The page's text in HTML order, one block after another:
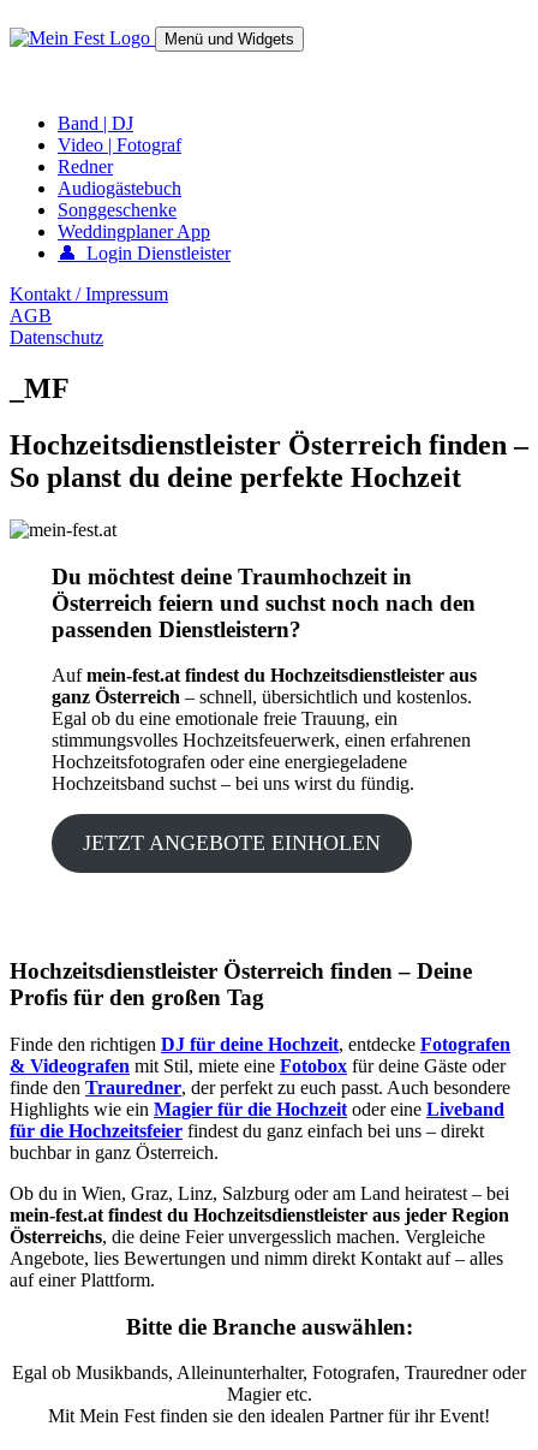
zum
Menü und Widgets
Band | DJ
Video | Fotograf
Redner
Audiogästebuch
Songgeschenke
Weddingplaner App
👤 Login Dienstleister
Kontakt / Impressum
AGB
Datenschutz
_MF
Hochzeitsdienstleister Österreich finden –
So planst du deine perfekte Hochzeit
Du möchtest deine Traumhochzeit in
Österreich feiern und suchst noch nach den
passenden Dienstleistern?
Aufmein-fest.at findest du Hochzeitsdienstleister aus
ganz Österreich– schnell, übersichtlich und kostenlos.
Egal ob du eine emotionale freie Trauung, ein
stimmungsvolles Hochzeitsfeuerwerk, einen erfahrenen
Hochzeitsfotografen oder eine energiegeladene
Hochzeitsband suchst – bei uns wirst du fündig.
JETZT ANGEBOTE EINHOLEN
Hochzeitsdienstleister Österreich finden – Deine
Profis für den großen Tag
Finde den richtigen DJ für deine Hochzeit, entdecke Fotografen
& Videografen mit Stil, miete eine Fotobox für deine Gäste oder
finde den Trauredner, der perfekt zu euch passt. Auch besondere
Highlights wie ein Magier für die Hochzeit oder eine Liveband
für die Hochzeitsfeier findest du ganz einfach bei uns – direkt
buchbar in ganz Österreich.
Ob du in Wien, Graz, Linz, Salzburg oder am Land heiratest – bei
mein-fest.at findest du Hochzeitsdienstleister aus jeder Region
Österreichs, die deine Feier unvergesslich machen. Vergleiche
Angebote, lies Bewertungen und nimm direkt Kontakt auf – alles
auf einer Plattform.
Bitte die Branche auswählen:
Egal ob Musikbands, Alleinunterhalter, Fotografen, Trauredner oder
Magier etc.
Mit Mein Fest finden sie den idealen Partner für ihr Event!